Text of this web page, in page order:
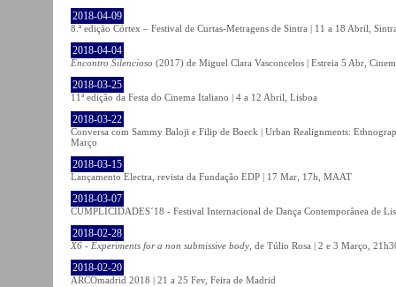
2018-04-09
8.ª edição Córtex – Festival de Curtas-Metragens de Sintra | 11 a 18 Abril,
2018-04-04
Encontro Silencioso (2017) de Miguel Clara Vasconcelos | Estreia 5 Abr,
2018-03-25
11ª edição da Festa do Cinema Italiano | 4 a 12 Abril, Lisboa
2018-03-22
Conversa com Sammy Baloji e Filip de Boeck | Urban Realignments:
Março
2018-03-15
Lançamento Electra, revista da Fundação EDP | 17 Mar, 17h, MAAT
2018-03-07
CUMPLICIDADES´18 - Festival Internacional de Dança Contemporânea de
2018-02-28
X6 - Experiments for a non submissive body , de Túlio Rosa | 2 e 3 Março,
2018-02-20
ARCOmadrid 2018 | 21 a 25 Fev, Feira de Madrid